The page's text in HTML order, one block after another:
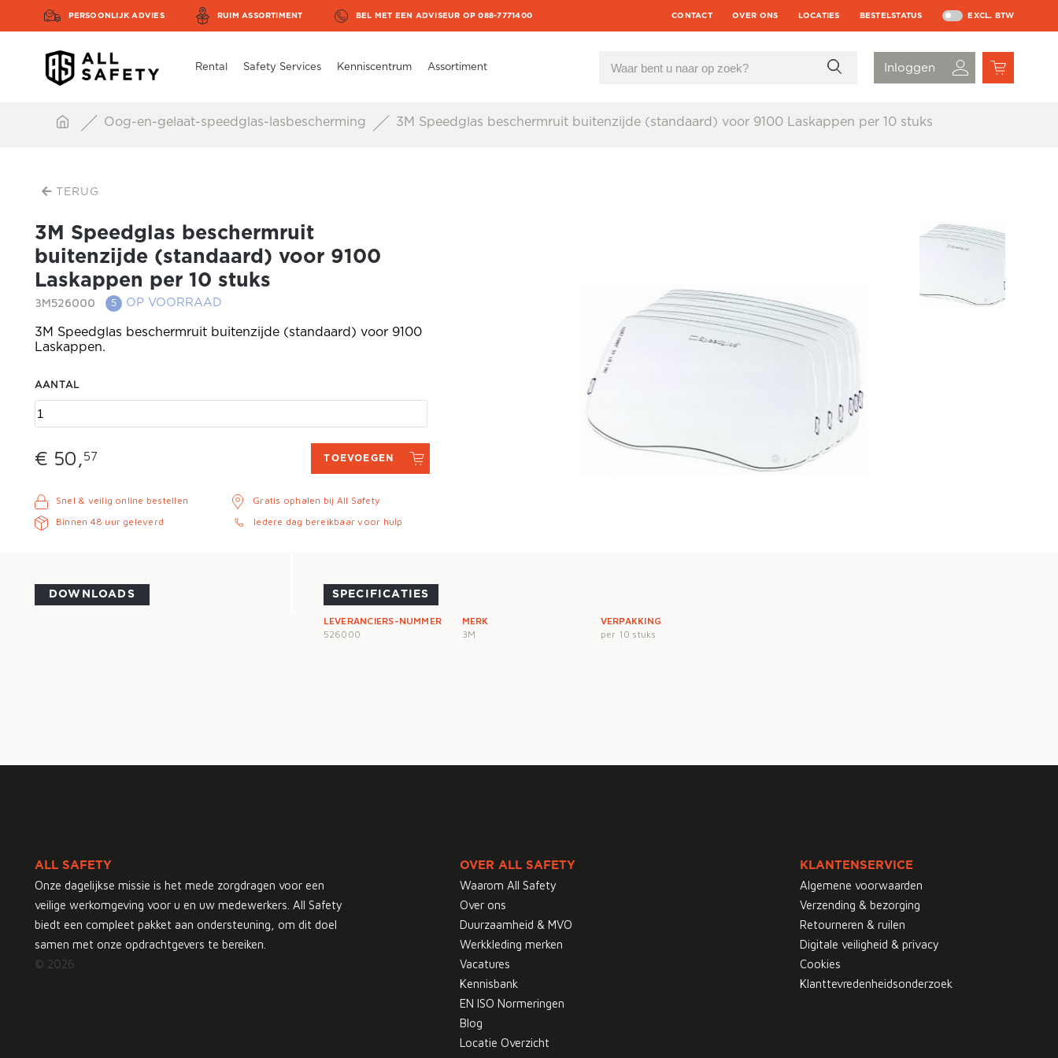
PERSOONLIJK ADVIES RUIM ASSORTIMENT BEL MET EEN ADVISEUR OP 088-7771400 CONTACT OVER ONS LOCATIES BESTELSTATUS EXCL. BTW
Rental Safety Services Kenniscentrum Assortiment
Oog-en-gelaat-speedglas-lasbescherming 3M Speedglas beschermruit buitenzijde (standaard) voor 9100 Laskappen per 10 stuks
TERUG
3M Speedglas beschermruit
buitenzijde (standaard) voor 9100
Laskappen per 10 stuks
3M526000 5 OP VOORRAAD
3M Speedglas beschermruit buitenzijde (standaard) voor 9100
Laskappen.
AANTAL
€ 50,57 TOEVOEGEN
Snel & veilig online bestellen
Binnen 48 uur geleverd
Gratis ophalen bij All Safety
Iedere dag bereikbaar voor hulp
DOWNLOADS SPECIFICATIES
LEVERANCIERS-NUMMER
526000
MERK
3M
VERPAKKING
per 10 stuks
ALL SAFETY
Onze dagelijkse missie is het mede zorgdragen voor een
veilige werkomgeving voor u en uw medewerkers. All Safety
biedt een compleet pakket aan ondersteuning, om dit doel
samen met onze opdrachtgevers te bereiken.
© 2026
OVER ALL SAFETY
Waarom All Safety
Over ons
Duurzaamheid & MVO
Werkkleding merken
Vacatures
Kennisbank
EN ISO Normeringen
Blog
Locatie Overzicht
KLANTENSERVICE
Algemene voorwaarden
Verzending & bezorging
Retourneren & ruilen
Digitale veiligheid & privacy
Cookies
Klanttevredenheidsonderzoek